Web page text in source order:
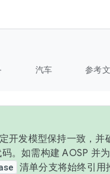
汽车 参考
开发模型保持一致，
。如需构建 AOSP 并
清单分支将始终引用